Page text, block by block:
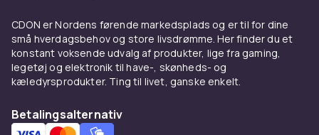
Wedger – præcision på det
korte spil
Wedger er specialkøller til det korte spil rundt
om greenen og ud af bunkeren. De vigtigste
typer er pitching wedge, gap wedge, sand
CDON er Nordens førende markedsplads og er til for dine
små hverdagsbehov og store livsdrømme. Her finder du et
konstant voksende udvalg af produkter, lige fra gaming,
legetøj og elektronik til have-, skønheds- og
kæledyrsprodukter. Ting til livet, ganske enkelt.
Betalingsalternativ